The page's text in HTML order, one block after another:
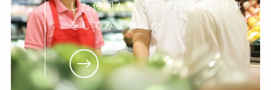
した仲間たちと一緒に最高の仕事
をしてみませんか